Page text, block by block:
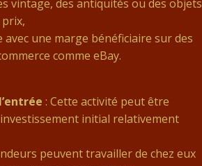
vintage, des antiquités ou des objets
avec une marge bénéficiaire sur des
comme eBay.
: Cette activité peut être
initial relativement
peuvent travailler de chez eux